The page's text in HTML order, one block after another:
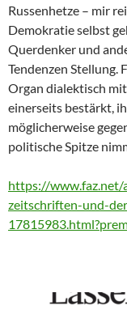
Russenhetze – mir
Demokratie selbst
Querdenker und
Tendenzen Stellung.
Organ dialektisch
einerseits bestärkt,
möglicherweise
politische Spitze
https://
zeitschriften-und-